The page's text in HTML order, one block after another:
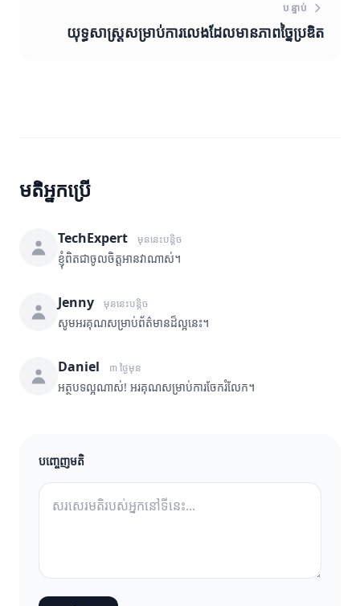
បន្ទាប់
យុទ្ធសាស្ត្រសម្រាប់ការលេងដែលមានភាពច្នៃប្រឌិត
មតិអ្នកប្រើ
TechExpert មុននេះបន្តិច
ខ្ញុំពិតជាចូលចិត្តអានវាណាស់។
Jenny មុននេះបន្តិច
សូមអរគុណសម្រាប់ព័ត៌មានដ៏ល្អនេះ។
Daniel ៣ ថ្ងៃមុន
អត្ថបទល្អណាស់! អរគុណសម្រាប់ការចែករំលែក។
បញ្ចេញមតិ